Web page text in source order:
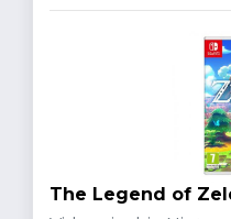
The Legend of